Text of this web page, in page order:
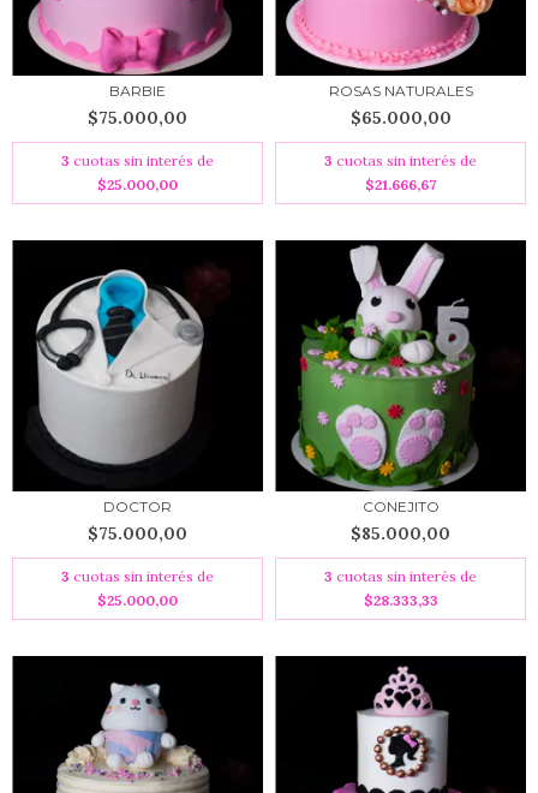
BARBIE
$75.000,00
3 cuotas sin interés de
$25.000,00
ROSAS NATURALES
$65.000,00
3 cuotas sin interés de
$21.666,67
DOCTOR
$75.000,00
3 cuotas sin interés de
$25.000,00
CONEJITO
$85.000,00
3 cuotas sin interés de
$28.333,33